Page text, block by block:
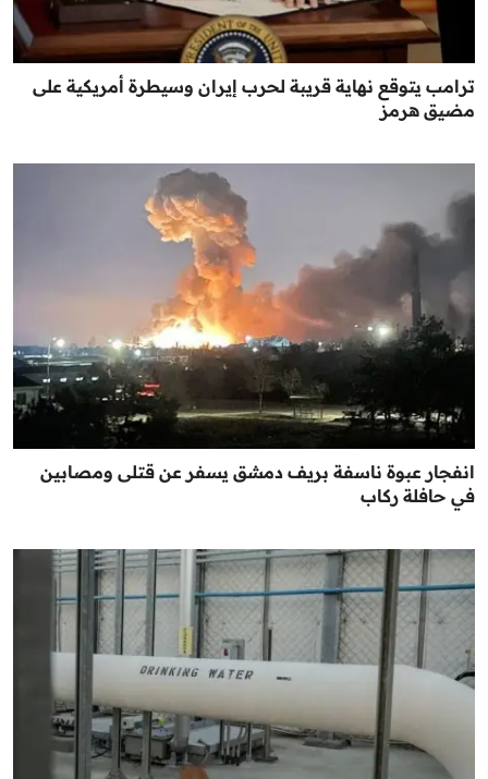
ترامب يتوقع نهاية قريبة لحرب إيران وسيطرة أمريكية على
مضيق هرمز
انفجار عبوة ناسفة بريف دمشق يسفر عن قتلى ومصابين
في حافلة ركاب